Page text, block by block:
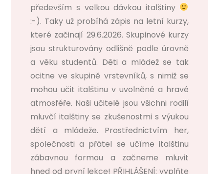
především s velkou dávkou italštiny
:-). Taky už probíhá zápis na letní kurzy,
které začinají 29.6.2026. Skupinové kurzy
jsou strukturovány odlišně podle úrovně
a věku studentů. Děti a mládež se tak
ocitne ve skupině vrstevníků, s nimiž se
mohou učit italštinu v uvolněné a hravé
atmosféře. Naši učitelé jsou všichni rodilí
mluvčí italštiny se zkušenostmi s výukou
dětí a mládeže. Prostřednictvím her,
společnosti a přátel se učíme italštinu
zábavnou formou a začneme mluvit
hned od první lekce! PŘIHLÁŠENÍ: vyplňte